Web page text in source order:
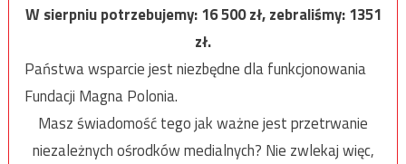
W sierpniu potrzebujemy:16 500zł, zebraliśmy:1351
zł.
Państwa wsparcie jest niezbędne dla funkcjonowania
Fundacji Magna Polonia.
Masz świadomość tego jak ważne jest przetrwanie
niezależnych ośrodków medialnych? Nie zwlekaj więc,